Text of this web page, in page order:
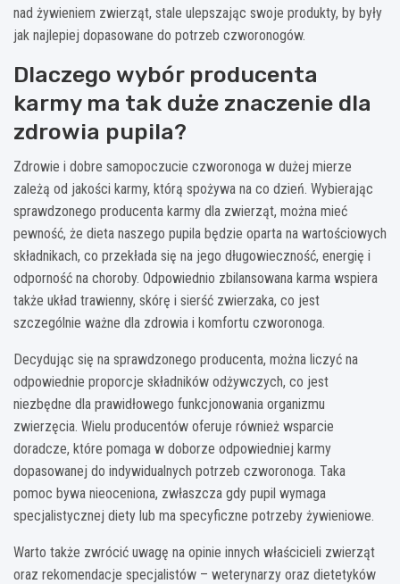
nad żywieniem zwierząt, stale ulepszając swoje produkty, by były
jak najlepiej dopasowane do potrzeb czworonogów.
Dlaczego wybór producenta
karmy ma tak duże znaczenie dla
zdrowia pupila?
Zdrowie i dobre samopoczucie czworonoga w dużej mierze
zależą od jakości karmy, którą spożywa na co dzień. Wybierając
sprawdzonego producenta karmy dla zwierząt, można mieć
pewność, że dieta naszego pupila będzie oparta na wartościowych
składnikach, co przekłada się na jego długowieczność, energię i
odporność na choroby. Odpowiednio zbilansowana karma wspiera
także układ trawienny, skórę i sierść zwierzaka, co jest
szczególnie ważne dla zdrowia i komfortu czworonoga.
Decydując się na sprawdzonego producenta, można liczyć na
odpowiednie proporcje składników odżywczych, co jest
niezbędne dla prawidłowego funkcjonowania organizmu
zwierzęcia. Wielu producentów oferuje również wsparcie
doradcze, które pomaga w doborze odpowiedniej karmy
dopasowanej do indywidualnych potrzeb czworonoga. Taka
pomoc bywa nieoceniona, zwłaszcza gdy pupil wymaga
specjalistycznej diety lub ma specyficzne potrzeby żywieniowe.
Warto także zwrócić uwagę na opinie innych właścicieli zwierząt
oraz rekomendacje specjalistów – weterynarzy oraz dietetyków